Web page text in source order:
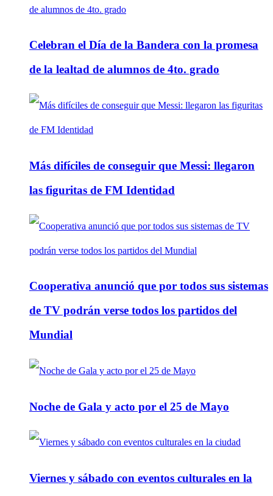
Celebran el Día de la Bandera con la promesa
de la lealtad de alumnos de 4to. grado
Más difíciles de conseguir que Messi: llegaron
las figuritas de FM Identidad
Cooperativa anunció que por todos sus sistemas
de TV podrán verse todos los partidos del
Mundial
Noche de Gala y acto por el 25 de Mayo
Viernes y sábado con eventos culturales en la